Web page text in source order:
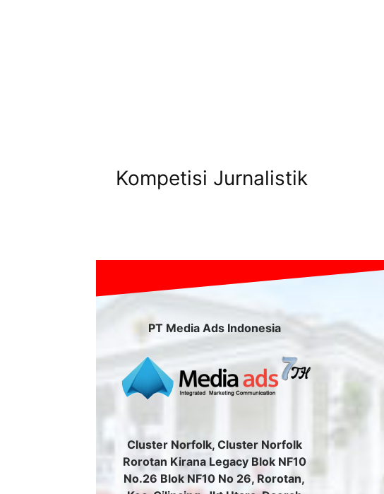
Kompetisi Jurnalistik
PT Media Ads Indonesia
Cluster Norfolk, Cluster Norfolk
Rorotan Kirana Legacy Blok NF10
No.26 Blok NF10 No 26, Rorotan,